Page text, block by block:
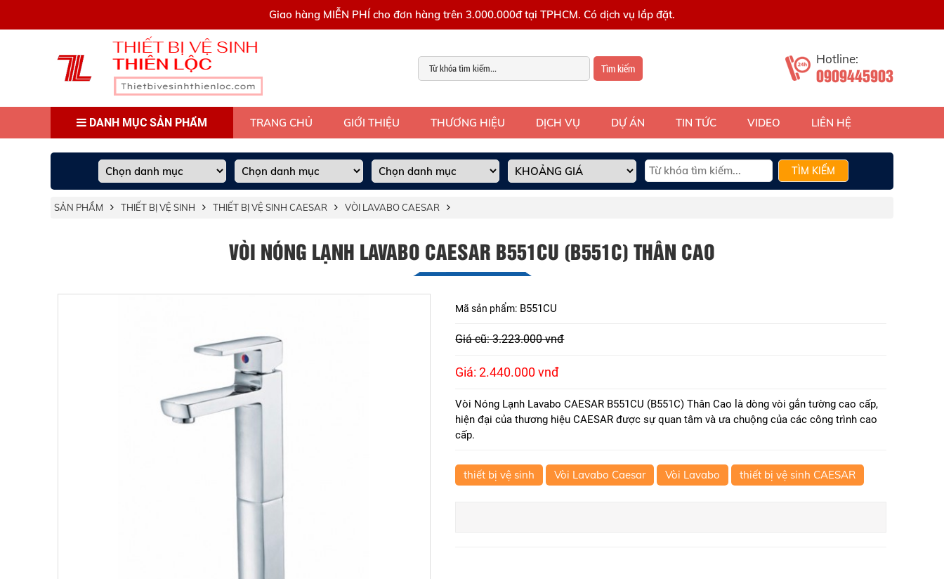
Giao hàng MIỄN PHÍ cho đơn hàng trên 3.000.000đ tại TPHCM. Có dịch vụ lắp đặt.
Tìm kiếm
Hotline:
0909445903
DANH MỤC SẢN PHẨM TRANG CHỦ GIỚI THIỆU THƯƠNG HIỆU DỊCH VỤ DỰ ÁN TIN TỨC VIDEO LIÊN HỆ
TÌM KIẾM
SẢN PHẨM THIẾT BỊ VỆ SINH THIẾT BỊ VỆ SINH CAESAR VÒI LAVABO CAESAR
VÒI NÓNG LẠNH LAVABO CAESAR B551CU (B551C) THÂN CAO
Mã sản phẩm: B551CU
Giá cũ: 3.223.000 vnđ
Giá: 2.440.000 vnđ
Vòi Nóng Lạnh Lavabo CAESAR B551CU (B551C) Thân Cao là dòng vòi gắn tường cao cấp,
hiện đại của thương hiệu CAESAR được sự quan tâm và ưa chuộng của các công trình cao
cấp.
thiết bị vệ sinh Vòi Lavabo Caesar Vòi Lavabo thiết bị vệ sinh CAESAR